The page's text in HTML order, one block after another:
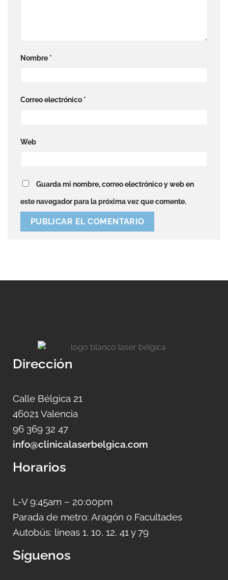
Nombre *
Correo electrónico *
Web
Guarda mi nombre, correo electrónico y web en
este navegador para la próxima vez que comente.
Dirección
Calle Bélgica 21
46021 Valencia
96 369 32 47
info@clinicalaserbelgica.com
Horarios
L-V 9:45am – 20:00pm
Parada de metro: Aragón o Facultades
Autobús: líneas 1, 10, 12, 41 y 79
Síguenos